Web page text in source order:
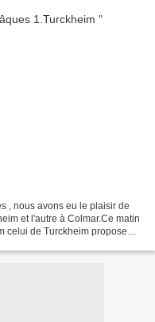
, nous avons eu le plaisir de
et l'autre à Colmar.Ce matin
celui de Turckheim propose